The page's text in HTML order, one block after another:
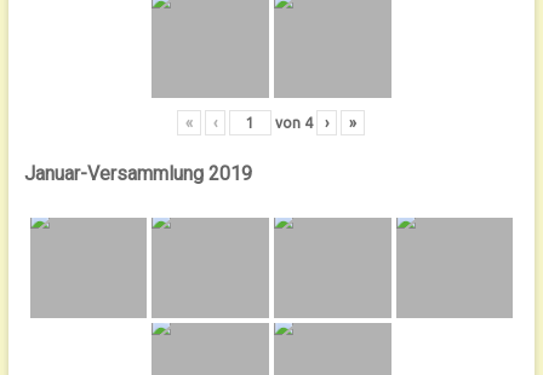
« ‹ von 4 › »
Januar-Versammlung 2019